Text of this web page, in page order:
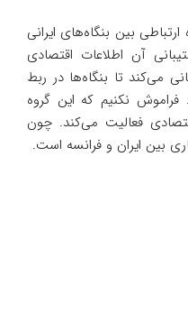
بین بنگاه‌های ایرانی
آن اطلاعات اقتصادی
می‌کند تا بنگاه‌ها در ربط
نکنیم که این گروه
فعالیت می‌کند. چون
بین ایران و فرانسه است.